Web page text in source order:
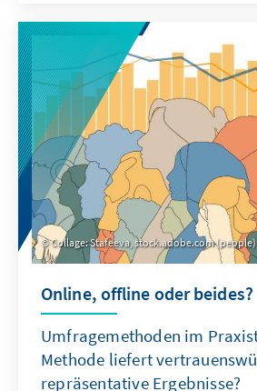
Störungen. Mit der
Deutschland wird ein
unternommen, das
Luxuskonsumierender auf
Kindern und Jugendlichen
Collage: Stafeeva, stock.adobe.com
Online, offline oder beides?
Umfragemethoden im
Methode liefert
repräsentative Ergebnisse?